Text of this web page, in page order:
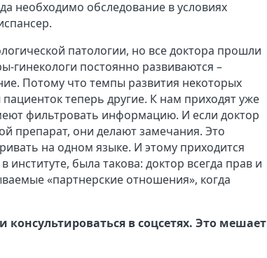
необходимо обследование в условиях
патологии, но все доктора прошли
гинекологи постоянно развиваются –
Потому что темпы развития некоторых
теперь другие. К нам приходят уже
фильтровать информацию. И если доктор
препарат, они делают замечания. Это
на одном языке. И этому приходится
была такова: доктор всегда прав и
«партнерские отношения», когда
в соцсетях. Это мешает